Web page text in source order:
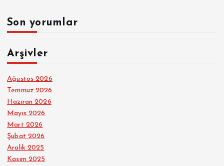
Son yorumlar
Arşivler
Ağustos 2026
Temmuz 2026
Haziran 2026
Mayıs 2026
Mart 2026
Şubat 2026
Aralık 2025
Kasım 2025